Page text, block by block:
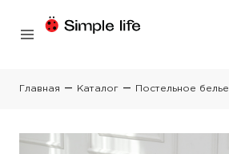
Главная Каталог Постельное белье